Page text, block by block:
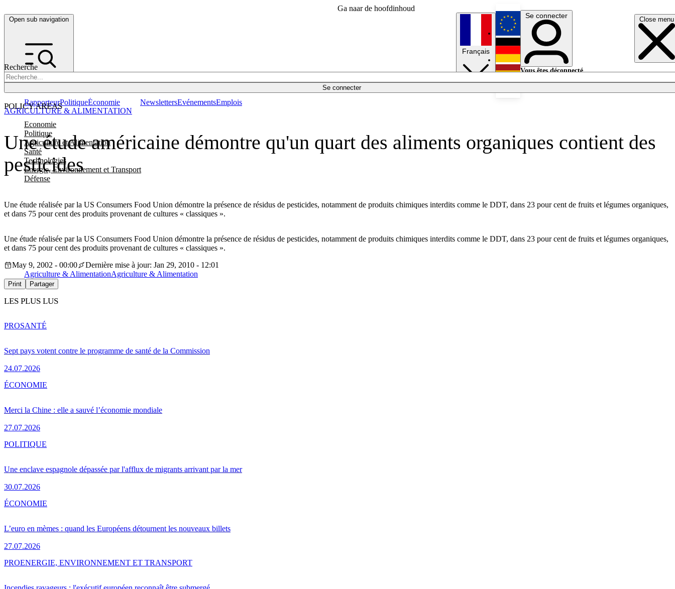
Ga naar de hoofdinhoud
Open sub navigation Close menu
Recherche
Se connecter
POLICY AREAS
Economie
Politique
Agriculture et Alimentation
Santé
Technologies
Energie, Environnement et Transport
Défense
RapporteurPolitiqueÉconomie NewslettersEvénementsEmplois
Français
English
Deutsch
Se connecter
Vous êtes déconnecté.
Une étude américaine démontre qu'un quart des aliments organiques contient des
pesticides
Une étude réalisée par la US Consumers Food Union démontre la présence de résidus de pesticides, notamment de produits chimiques interdits comme le DDT, dans 23 pour cent de fruits et légumes organiques,
et dans 75 pour cent des produits provenant de cultures « classiques ».
AGRICULTURE & ALIMENTATION
Une étude réalisée par la US Consumers Food Union démontre la présence de résidus de pesticides, notamment de produits chimiques interdits comme le DDT, dans 23 pour cent de fruits et légumes organiques,
et dans 75 pour cent des produits provenant de cultures « classiques ».
May 9, 2002 - 00:00
Dernière mise à jour: Jan 29, 2010 - 12:01
Agriculture & AlimentationAgriculture & Alimentation
Print Partager
LES PLUS LUS
Sept pays votent contre le programme de santé de la Commission
24.07.2026
PROSANTÉ
Merci la Chine : elle a sauvé l’économie mondiale
27.07.2026
ÉCONOMIE
Une enclave espagnole dépassée par l'afflux de migrants arrivant par la mer
30.07.2026
POLITIQUE
L’euro en mèmes : quand les Européens détournent les nouveaux billets
27.07.2026
ÉCONOMIE
PROENERGIE, ENVIRONNEMENT ET TRANSPORT